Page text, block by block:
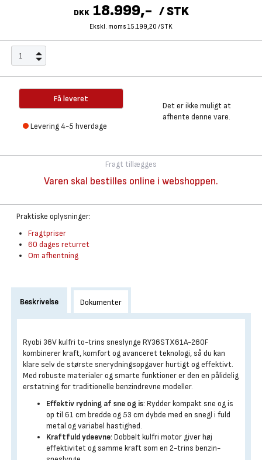
DKK 18.999,- / STK
Ekskl. moms 15.199,20 /STK
Få leveret
Levering 4-5 hverdage
Det er ikke muligt at
afhente denne vare.
Fragt tillægges
Varen skal bestilles online i webshoppen.
Praktiske oplysninger:
Fragtpriser
60 dages returret
Om afhentning
Beskrivelse Dokumenter
Ryobi 36V kulfri to-trins sneslynge RY36STX61A-260F
kombinerer kraft, komfort og avanceret teknologi, så du kan
klare selv de største snerydningsopgaver hurtigt og effektivt.
Med robuste materialer og smarte funktioner er den en pålidelig
erstatning for traditionelle benzindrevne modeller.
Effektiv rydning af sne og is: Rydder kompakt sne og is
op til 61 cm bredde og 53 cm dybde med en snegl i fuld
metal og variabel hastighed.
Kraftfuld ydeevne: Dobbelt kulfri motor giver høj
effektivitet og samme kraft som en 2-trins benzin-